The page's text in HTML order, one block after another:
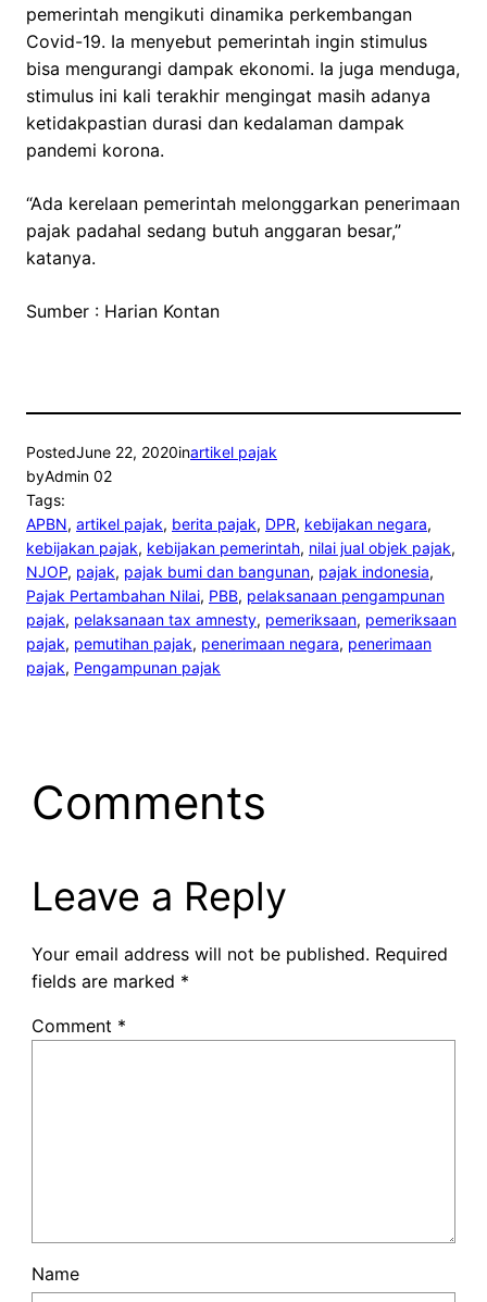
pemerintah mengikuti dinamika perkembangan
Covid-19. Ia menyebut pemerintah ingin stimulus
bisa mengurangi dampak ekonomi. Ia juga menduga,
stimulus ini kali terakhir mengingat masih adanya
ketidakpastian durasi dan kedalaman dampak
pandemi korona.
“Ada kerelaan pemerintah melonggarkan penerimaan
pajak padahal sedang butuh anggaran besar,”
katanya.
Sumber : Harian Kontan
PostedJune 22, 2020inartikel pajak
byAdmin 02
Tags:
APBN, artikel pajak, berita pajak, DPR, kebijakan negara
kebijakan pajak, kebijakan pemerintah, nilai jual objek pajak
NJOP, pajak, pajak bumi dan bangunan, pajak indonesia
Pajak Pertambahan Nilai, PBB, pelaksanaan pengampunan
pajak, pelaksanaan tax amnesty, pemeriksaan, pemeriksaan
pajak, pemutihan pajak, penerimaan negara, penerimaan
pajak, Pengampunan pajak
Comments
Leave a Reply
Your email address will not be published. Required
fields are marked *
Comment *
Name